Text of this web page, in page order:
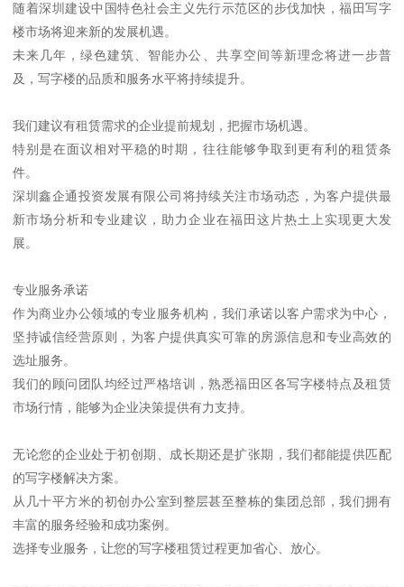
随着深圳建设中国特色社会主义先行示范区的步伐加快，福田写字
楼市场将迎来新的发展机遇。
未来几年，绿色建筑、智能办公、共享空间等新理念将进一步普
及，写字楼的品质和服务水平将持续提升。
我们建议有租赁需求的企业提前规划，把握市场机遇。
特别是在面议相对平稳的时期，往往能够争取到更有利的租赁条
件。
深圳鑫企通投资发展有限公司将持续关注市场动态，为客户提供最
新市场分析和专业建议，助力企业在福田这片热土上实现更大发
展。
专业服务承诺
作为商业办公领域的专业服务机构，我们承诺以客户需求为中心，
坚持诚信经营原则，为客户提供真实可靠的房源信息和专业高效的
选址服务。
我们的顾问团队均经过严格培训，熟悉福田区各写字楼特点及租赁
市场行情，能够为企业决策提供有力支持。
无论您的企业处于初创期、成长期还是扩张期，我们都能提供匹配
的写字楼解决方案。
从几十平方米的初创办公室到整层甚至整栋的集团总部，我们拥有
丰富的服务经验和成功案例。
选择专业服务，让您的写字楼租赁过程更加省心、放心。